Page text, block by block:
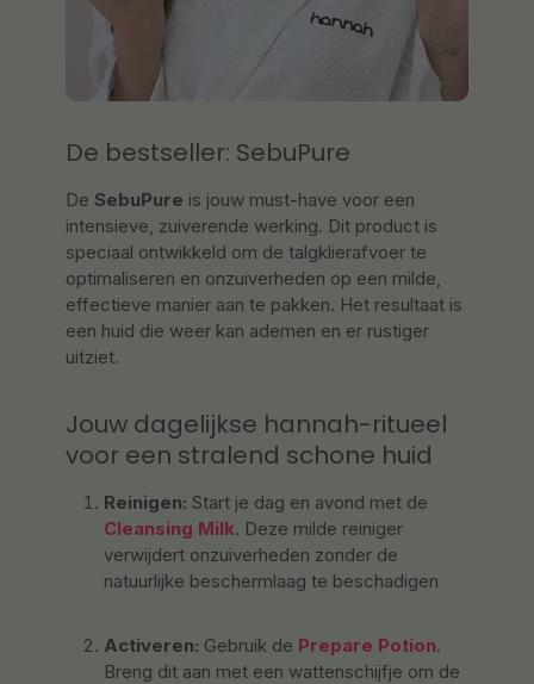
De bestseller: SebuPure
De SebuPure is jouw must-have voor een
intensieve, zuiverende werking. Dit product is
speciaal ontwikkeld om de talgklierafvoer te
optimaliseren en onzuiverheden op een milde,
effectieve manier aan te pakken. Het resultaat is
een huid die weer kan ademen en er rustiger
uitziet.
Jouw dagelijkse hannah-ritueel
voor een stralend schone huid
Reinigen: Start je dag en avond met de
Cleansing Milk. Deze milde reiniger
verwijdert onzuiverheden zonder de
natuurlijke beschermlaag te beschadigen
Activeren: Gebruik de Prepare Potion.
Breng dit aan met een wattenschijfje om de